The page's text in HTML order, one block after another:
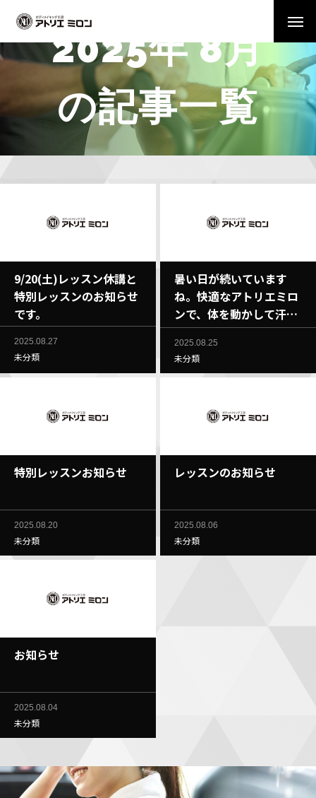
2025年 8月
の記事一覧
9/20(土)レッスン休講と
特別レッスンのお知らせ
です。
2025.08.27
未分類
暑い日が続いています
ね。快適なアトリエミロ
ンで、体を動かして汗を
流してみませんか。きっ
と体がほぐれると思いま
す。
2025.08.25
未分類
特別レッスンお知らせ
2025.08.20
未分類
レッスンのお知らせ
2025.08.06
未分類
お知らせ
2025.08.04
未分類